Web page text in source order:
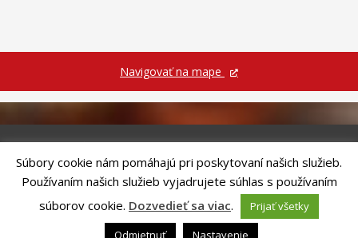
Navigovať na mape
Riešenie ANTIK SMART CITY
| Technický prevádzkovateľ – MVI
Technology, s.r.o.
Správca webového sídla: Mesto Kežmarok, Hlavné námestie, 060 01
Kežmarok, tel.: +421524660111
podatelna@kezmarok.sk,|Vyhlásenie o prístupnosti
Súbory cookie nám pomáhajú pri poskytovaní našich služieb.
Používaním našich služieb vyjadrujete súhlas s používaním
súborov cookie. Dozvedieť sa viac.
Prijať všetky
Odmietnuť
Nastavenie